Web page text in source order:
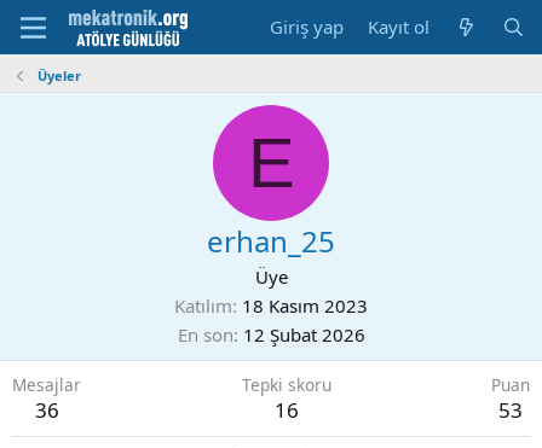
Giriş yap Kayıt ol
Üyeler
E
erhan_25
Üye
Katılım 18 Kasım 2023
En son 12 Şubat 2026
Mesajlar
36
Tepki skoru
16
Puan
53